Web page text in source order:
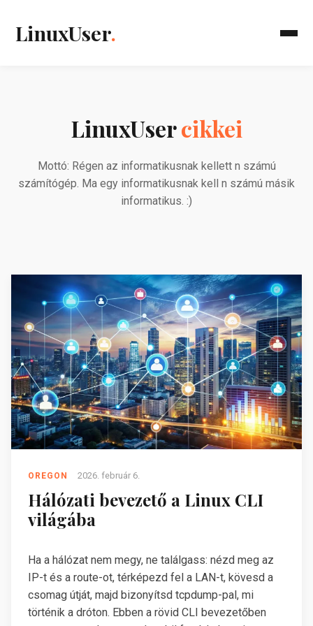
LinuxUser.
LinuxUsercikkei
Mottó: Régen az informatikusnak kellett n számú
számítógép. Ma egy informatikusnak kell n számú másik
informatikus. :)
OREGON 2026. február 6.
Hálózati bevezető a Linux CLI
világába
Ha a hálózat nem megy, ne találgass: nézd meg az
IP-t és a route-ot, térképezd fel a LAN-t, kövesd a
csomag útját, majd bizonyítsd tcpdump-pal, mi
történik a dróton. Ebben a rövid CLI bevezetőben